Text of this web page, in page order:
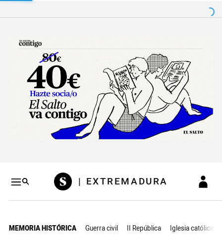
Salto a contenido
| EXTREMADURA
MEMORIA HISTÓRICA Guerra civil II República Iglesia católica